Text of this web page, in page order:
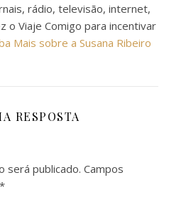
rádio, televisão, internet,
o Viaje Comigo para incentivar
Mais sobre a Susana Ribeiro
RESPOSTA
será publicado. Campos
*